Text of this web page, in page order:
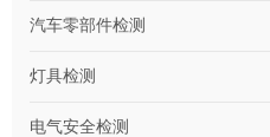
汽车零部件检测
灯具检测
电气安全检测